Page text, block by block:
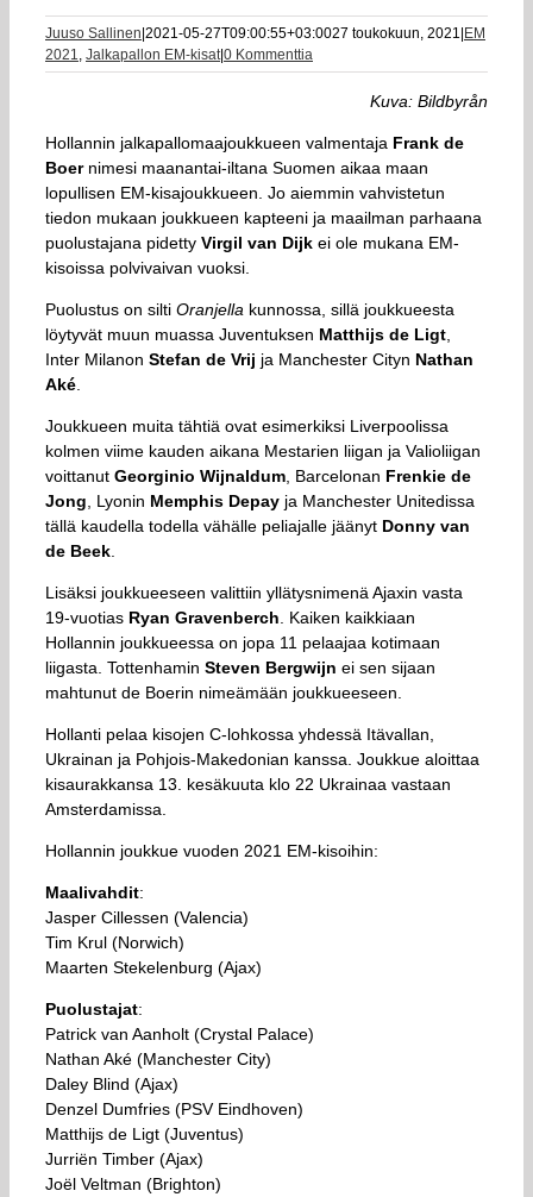
Juuso Sallinen 2021-05-27T09:00:55+03:0027 toukokuun, 2021 EM
2021, Jalkapallon EM-kisat|0 Kommenttia
Kuva: Bildbyrån
Hollannin jalkapallomaajoukkueen valmentaja Frank de
Boernimesi maanantai-iltana Suomen aikaa maan
lopullisen EM-kisajoukkueen. Jo aiemmin vahvistetun
tiedon mukaan joukkueen kapteeni ja maailman parhaana
puolustajana pidetty Virgil van Dijk ei ole mukana EM-
kisoissa polvivaivan vuoksi.
Puolustus on silti Oranjella kunnossa, sillä joukkueesta
löytyvät muun muassa Juventuksen Matthijs de Ligt
Inter Milanon Stefan de Vrij ja Manchester Cityn Nathan
Aké
Joukkueen muita tähtiä ovat esimerkiksi Liverpoolissa
kolmen viime kauden aikana Mestarien liigan ja Valioliigan
voittanut Georginio Wijnaldum , Barcelonan Frenkie de
Jong , Lyonin Memphis Depay ja Manchester Unitedissa
tällä kaudella todella vähälle peliajalle jäänyt Donny van
de Beek
Lisäksi joukkueeseen valittiin yllätysnimenä Ajaxin vasta
19-vuotias Ryan Gravenberch . Kaiken kaikkiaan
Hollannin joukkueessa on jopa 11 pelaajaa kotimaan
liigasta. Tottenhamin Steven Bergwijn ei sen sijaan
mahtunut de Boerin nimeämään joukkueeseen.
Hollanti pelaa kisojen C-lohkossa yhdessä Itävallan,
Ukrainan ja Pohjois-Makedonian kanssa. Joukkue aloittaa
kisaurakkansa 13. kesäkuuta klo 22 Ukrainaa vastaan
Amsterdamissa.
Hollannin joukkue vuoden 2021 EM-kisoihin:
Maalivahdit:
Jasper Cillessen (Valencia)
Tim Krul (Norwich)
Maarten Stekelenburg (Ajax)
Puolustajat:
Patrick van Aanholt (Crystal Palace)
Nathan Aké (Manchester City)
Daley Blind (Ajax)
Denzel Dumfries (PSV Eindhoven)
Matthijs de Ligt (Juventus)
Jurriën Timber (Ajax)
Joël Veltman (Brighton)